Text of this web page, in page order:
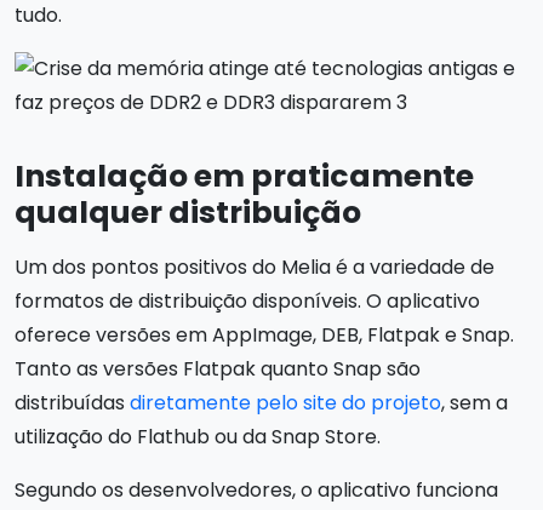
tudo.
Instalação em praticamente
qualquer distribuição
Um dos pontos positivos do Melia é a variedade de
formatos de distribuição disponíveis. O aplicativo
oferece versões em AppImage, DEB, Flatpak e Snap.
Tanto as versões Flatpak quanto Snap são
distribuídas diretamente pelo site do projeto, sem a
utilização do Flathub ou da Snap Store.
Segundo os desenvolvedores, o aplicativo funciona